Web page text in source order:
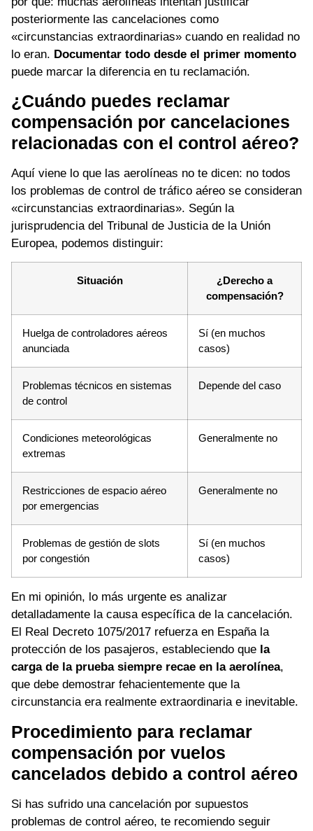
posteriormente las cancelaciones como
«circunstancias extraordinarias» cuando en realidad no
lo eran. Documentar todo desde el primer momento
puede marcar la diferencia en tu reclamación.
¿Cuándo puedes reclamar
compensación por cancelaciones
relacionadas con el control aéreo?
Aquí viene lo que las aerolíneas no te dicen: no todos
los problemas de control de tráfico aéreo se consideran
«circunstancias extraordinarias». Según la
jurisprudencia del Tribunal de Justicia de la Unión
Europea, podemos distinguir:
Situación
¿Derecho a
compensación?
Huelga de controladores aéreos
anunciada
Sí (en muchos
casos)
Problemas técnicos en sistemas
de control
Depende del caso
Condiciones meteorológicas
extremas
Generalmente no
Restricciones de espacio aéreo
por emergencias
Generalmente no
Problemas de gestión de slots
por congestión
Sí (en muchos
casos)
En mi opinión, lo más urgente es analizar
detalladamente la causa específica de la cancelación.
El Real Decreto 1075/2017 refuerza en España la
protección de los pasajeros, estableciendo que la
carga de la prueba siempre recae en la aerolínea,
que debe demostrar fehacientemente que la
circunstancia era realmente extraordinaria e inevitable.
Procedimiento para reclamar
compensación por vuelos
cancelados debido a control aéreo
Si has sufrido una cancelación por supuestos
problemas de control aéreo, te recomiendo seguir